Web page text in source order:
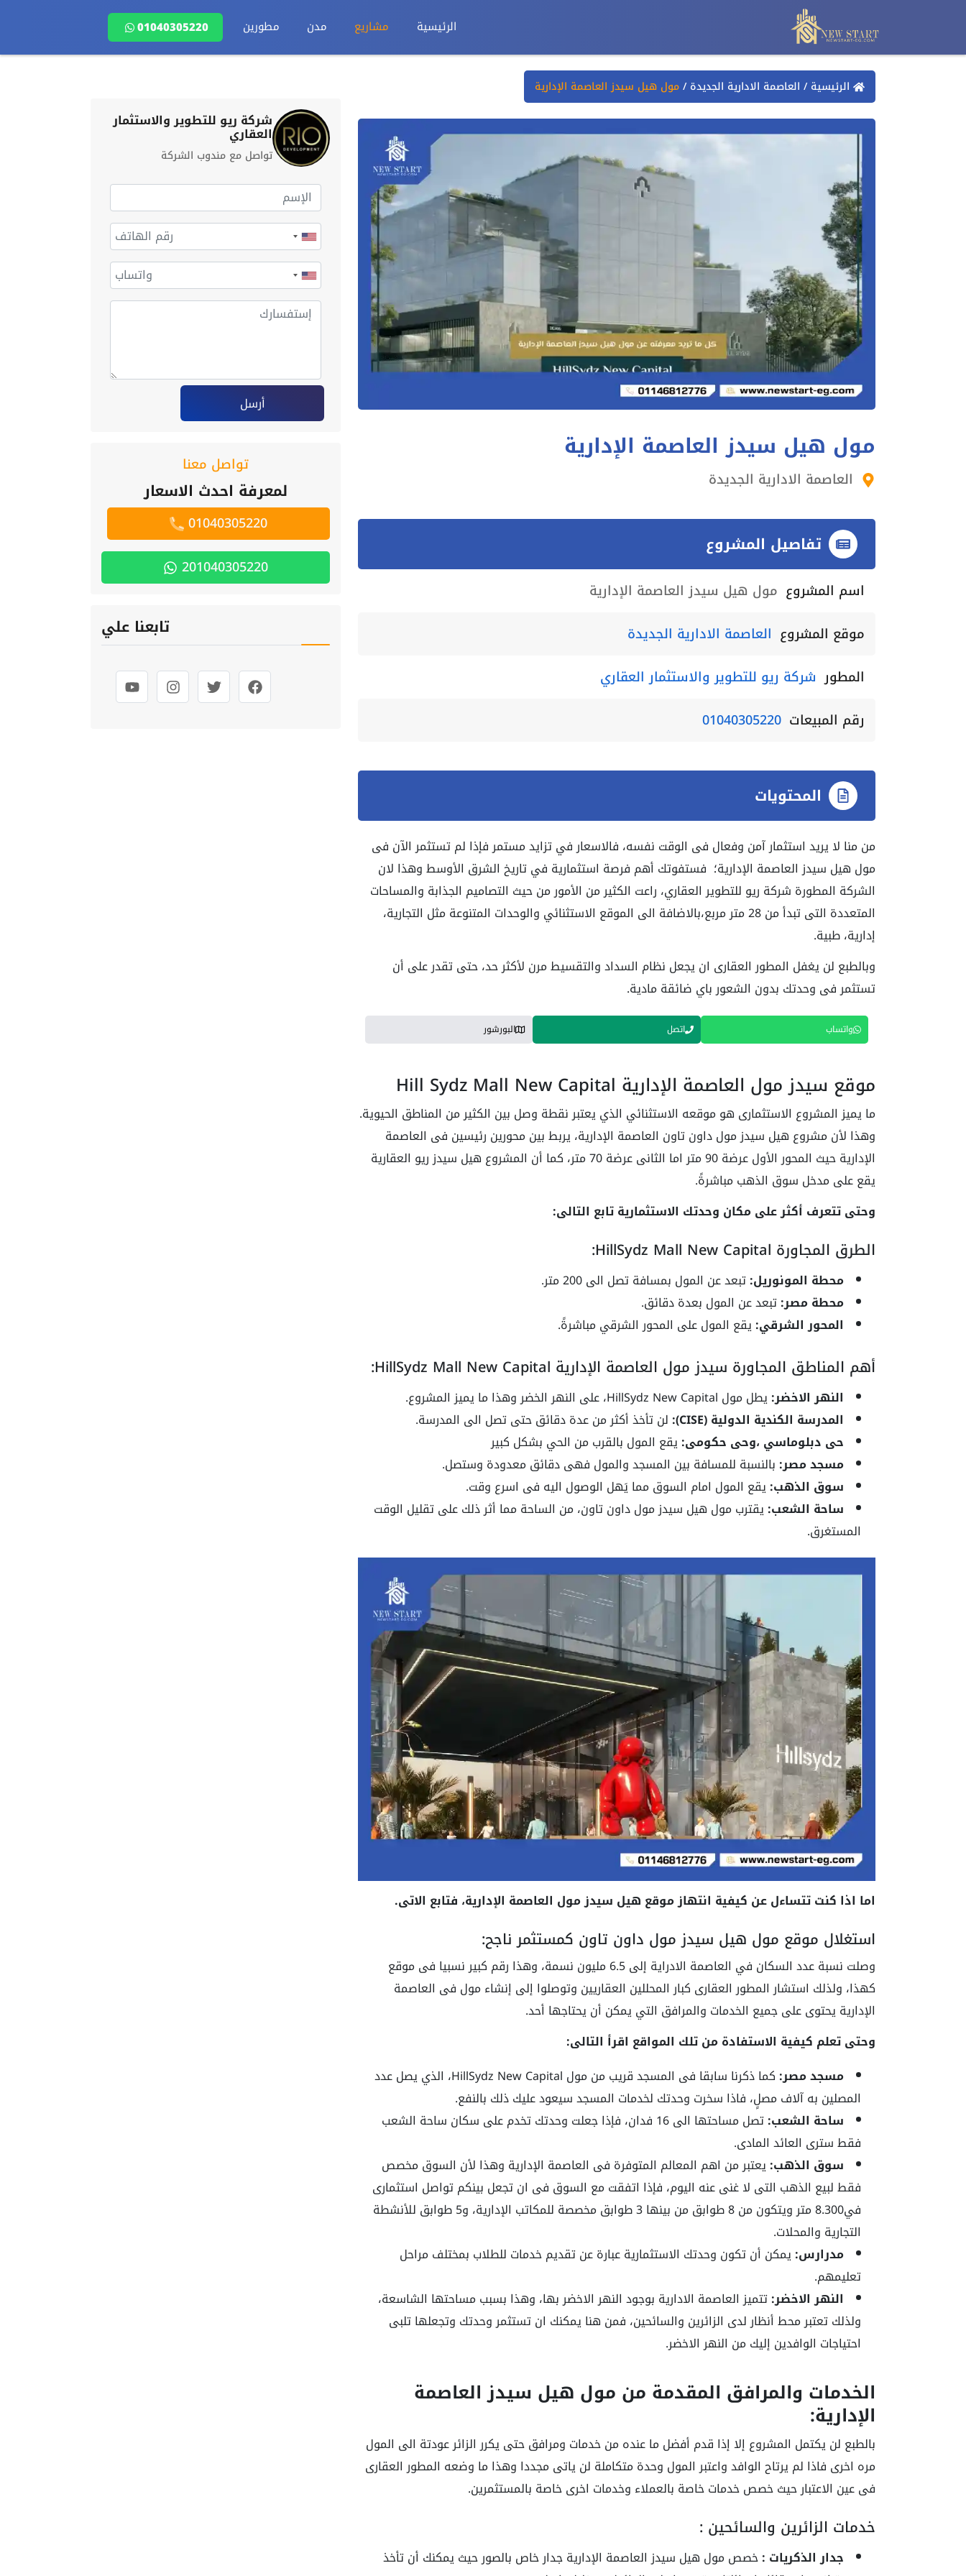
الرئيسية مشاريع مدن مطورين 01040305220
الرئيسية / العاصمة الادارية الجديدة /مول هيل سيدز العاصمة الإدارية
مول هيل سيدز العاصمة الإدارية
العاصمة الادارية الجديدة
تفاصيل المشروع
اسم المشروع مول هيل سيدز العاصمة الإدارية
موقع المشروع العاصمة الادارية الجديدة
المطور شركة ريو للتطوير والاستثمار العقاري
رقم المبيعات 01040305220
المحتويات
من منا لا يريد استثمار آمن وفعال فى الوقت نفسه، فالاسعار في تزايد مستمر فإذا لم تستثمر الآن فى
مول هيل سيدز العاصمة الإدارية؛ فستفوتك أهم فرصة استثمارية في تاريخ الشرق الأوسط وهذا لان
الشركة المطورة شركة ريو للتطوير العقاري، راعت الكثير من الأمور من حيث التصاميم الجذابة والمساحات
المتعددة التى تبدأ من 28 متر مربع،بالاضافة الى الموقع الاستثنائي والوحدات المتنوعة مثل التجارية،
إدارية، طبية.
وبالطبع لن يغفل المطور العقارى ان يجعل نظام السداد والتقسيط مرن لأكثر حد، حتى تقدر على أن
تستثمر فى وحدتك بدون الشعور باي ضائقة مادية.
واتساب اتصل البورشور
موقع سيدز مول العاصمة الإدارية Hill Sydz Mall New Capital
ما يميز المشروع الاستثمارى هو موقعه الاستثنائي الذي يعتبر نقطة وصل بين الكثير من المناطق الحيوية.
وهذا لأن مشروع هيل سيدز مول داون تاون العاصمة الإدارية، يربط بين محورين رئيسين فى العاصمة
الإدارية حيث المحور الأول عرضة 90 متر اما الثانى عرضة 70 متر، كما أن المشروع هيل سيدز ريو العقارية
يقع على مدخل سوق الذهب مباشرةً.
وحتى تتعرف أكثر على مكان وحدتك الاستثمارية تابع التالى:
الطرق المجاورة HillSydz Mall New Capital:
محطة المونوريل:تبعد عن المول بمسافة تصل الى 200 متر.
محطة مصر:تبعد عن المول بعدة دقائق.
المحور الشرقي:يقع المول على المحور الشرقي مباشرةً.
أهم المناطق المجاورة سيدز مول العاصمة الإدارية HillSydz Mall New Capital:
النهر الاخضر:يطل مول HillSydz New Capital، على النهر الخضر وهذا ما يميز المشروع.
المدرسة الكندية الدولية (CISE):
لن تأخذ أكثر من عدة دقائق حتى تصل الى المدرسة.
حى دبلوماسي ،وحى حكومى:يقع المول بالقرب من الحي بشكل كبير
مسجد مصر: بالنسبة للمسافة بين المسجد والمول فهى دقائق معدودة وستصل.
سوق الذهب:يقع المول امام السوق مما يَهل الوصول اليه فى اسرع وقت.
ساحة الشعب:يقترب مول هيل سيدز مول داون تاون، من الساحة مما أثر ذلك على تقليل الوقت
المستغرق.
اما اذا كنت تتساءل عن كيفية انتهاز موقع هيل سيدز مول العاصمة الإدارية، فتابع الاتى.
استغلال موقع مول هيل سيدز مول داون تاون كمستثمر ناجح:
وصلت نسبة عدد السكان في العاصمة الادراية إلى 6.5 مليون نسمة، وهذا رقم كبير نسبيا فى موقع
كهذا، ولذلك استشار المطور العقارى كبار المحللين العقاريين وتوصلوا إلى إنشاء مول فى العاصمة
الإدارية يحتوى على جميع الخدمات والمرافق التي يمكن أن يحتاجها أحد.
وحتى تعلم كيفية الاستفادة من تلك المواقع اقرأ التالى:
مسجد مصر:
كما ذكرنا سابقا فى المسجد قريب من مول HillSydz New Capital، الذي يصل عدد
المصلين به آلاف مصلٍ، فاذا سخرت وحدتك لخدمات المسجد سيعود عليك ذلك بالنفع.
ساحة الشعب:
تصل مساحتها الى 16 فدان، فإذا جعلت وحدتك تخدم على سكان ساحة الشعب
فقط سترى العائد المادى.
سوق الذهب:يعتبر من اهم المعالم المتوفرة فى العاصمة الإدارية وهذا لأن السوق مخصص
فقط لبيع الذهب التى لا غنى عنه اليوم، فإذا اتفقت مع السوق فى ان تجعل بينكم تواصل استثمارى
في8.300 متر ويتكون من 8 طوابق من بينها 3 طوابق مخصصة للمكاتب الإدارية، و5 طوابق للأنشطة
التجارية والمحلات.
مدرارس:يمكن أن تكون وحدتك الاستثمارية عبارة عن تقديم خدمات للطلاب بمختلف مراحل
تعليمهم.
النهر الاخضر:تتميز العاصمة الادارية بوجود النهر الاخضر بها، وهذا بسبب مساحتها الشاسعة،
ولذلك تعتبر محط أنظار لدى الزائرين والسائحين، فمن هنا يمكنك ان تستثمر وحدتك وتجعلها تلبى
احتياجات الوافدين إليك من النهر الاخضر.
الخدمات والمرافق المقدمة من مول هيل سيدز العاصمة
الإدارية:
بالطبع لن يكتمل المشروع إلا إذا قدم أفضل ما عنده من خدمات ومرافق حتى يكرر الزائر عودتة الى المول
مره اخرى فاذا لم يرتاح الوافد واعتبر المول وحدة متكاملة لن ياتى مجددا وهذا ما وضعه المطور العقارى
فى عين الاعتبار حيث خصص خدمات خاصة بالعملاء وخدمات اخرى خاصة بالمستثمرين.
خدمات الزائرين والسائحين :
جدار الذكريات :خصص مول هيل سيدز العاصمة الإدارية جدار خاص بالصور حيث يمكنك أن تأخذ
شركة ريو للتطوير والاستثمار
العقاري
تواصل مع مندوب الشركة
أرسل
تواصل معنا
لمعرفة احدث الاسعار
01040305220
201040305220
تابعنا علي